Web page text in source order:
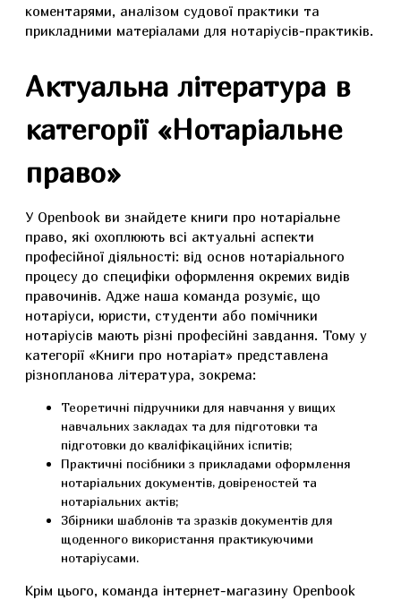
коментарями, аналізом судової практики та
прикладними матеріалами для нотаріусів-практиків.
Актуальна література в
категорії «Нотаріальне
право»
У Openbook ви знайдете книги про нотаріальне
право, які охоплюють всі актуальні аспекти
професійної діяльності: від основ нотаріального
процесу до специфіки оформлення окремих видів
правочинів. Адже наша команда розуміє, що
нотаріуси, юристи, студенти або помічники
нотаріусів мають різні професійні завдання. Тому у
категорії «Книги про нотаріат» представлена
різнопланова література, зокрема:
Теоретичні підручники для навчання у вищих
навчальних закладах та для підготовки та
підготовки до кваліфікаційних іспитів;
Практичні посібники з прикладами оформлення
нотаріальних документів, довіреностей та
нотаріальних актів;
Збірники шаблонів та зразків документів для
щоденного використання практикуючими
нотаріусами.
Крім цього, команда інтернет-магазину Openbook